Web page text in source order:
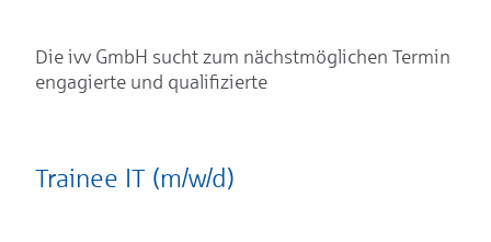
Die ivv GmbH sucht zum nächstmöglichen Termin
engagierte und qualifizierte
Trainee IT (m/w/d)